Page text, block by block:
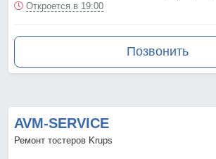
Откроется в 19:00
Позвонить
AVM-SERVICE
Ремонт тостеров Krups